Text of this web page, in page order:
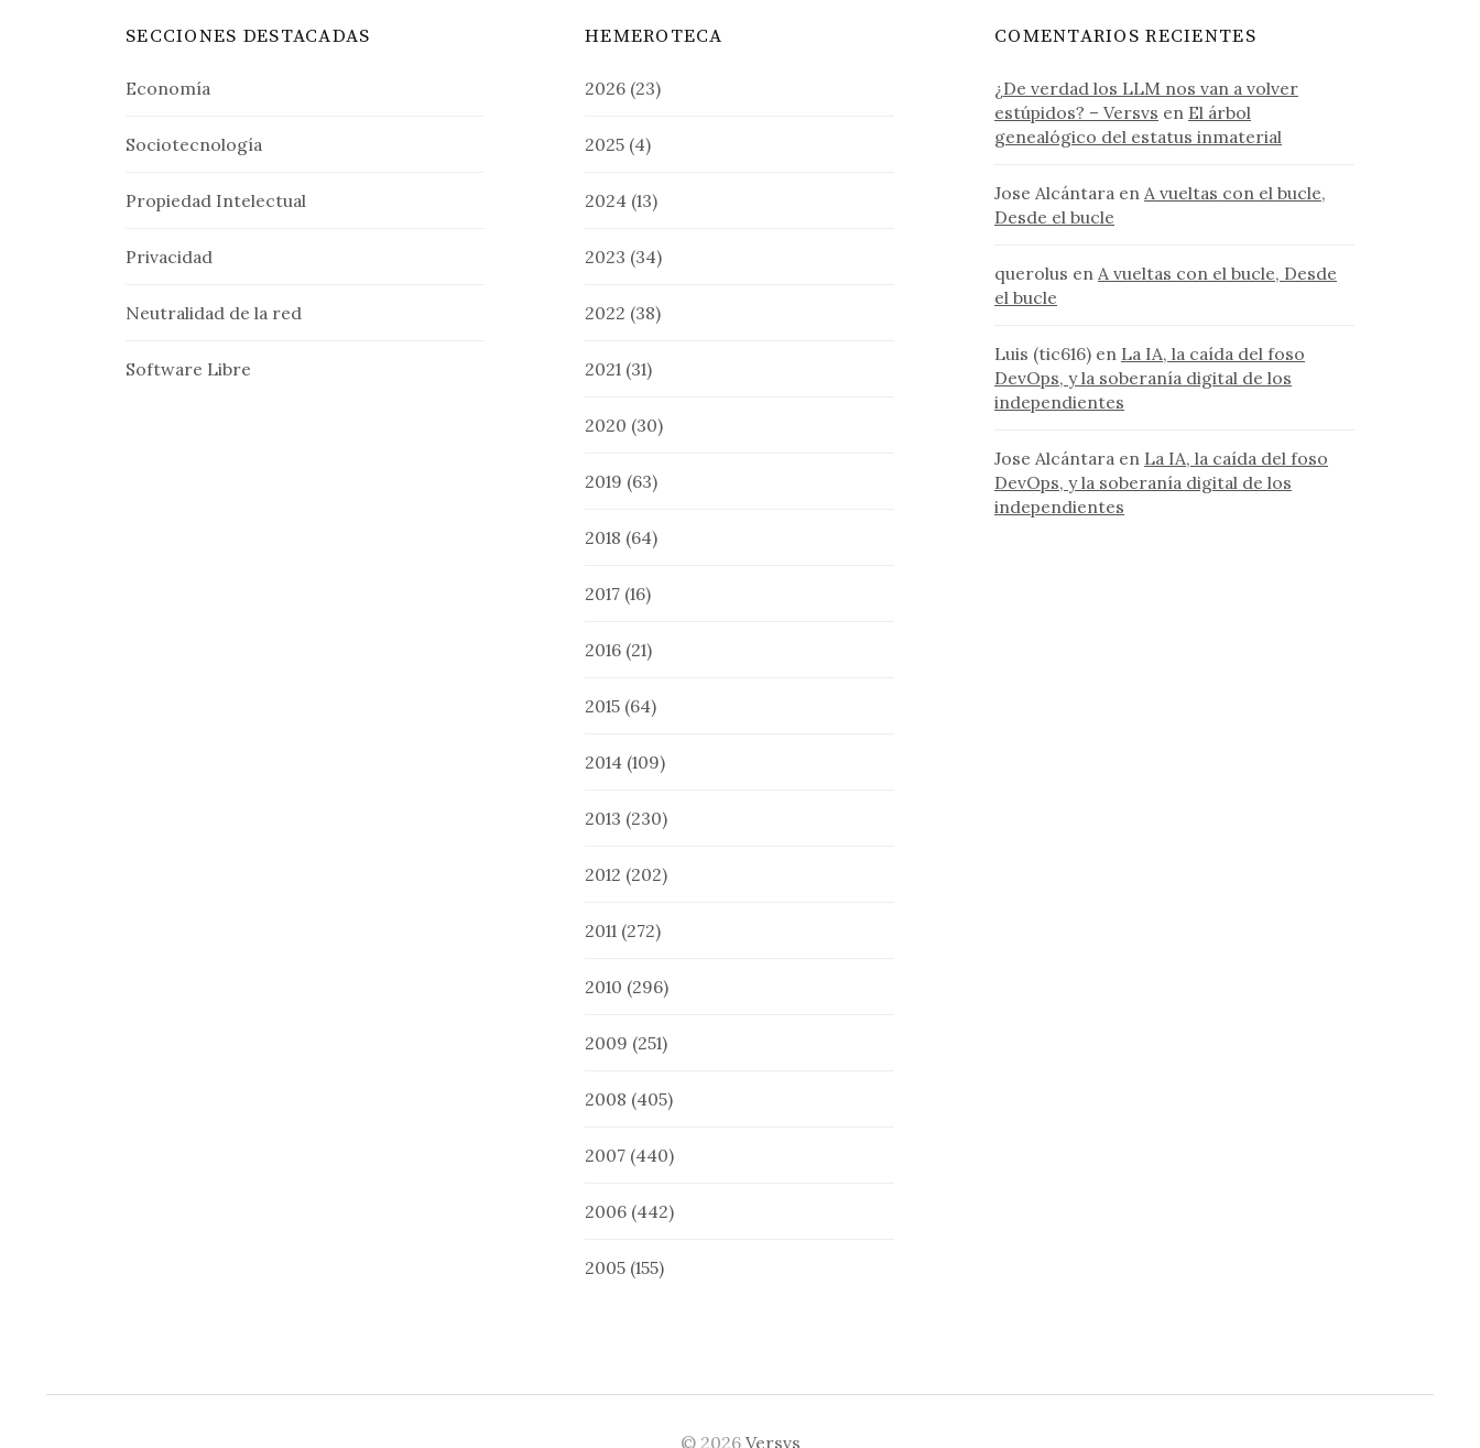
SECCIONES DESTACADAS
Economía
Sociotecnología
Propiedad Intelectual
Privacidad
Neutralidad de la red
Software Libre
HEMEROTECA
2026 (23)
2025 (4)
2024 (13)
2023 (34)
2022 (38)
2021 (31)
2020 (30)
2019 (63)
2018 (64)
2017 (16)
2016 (21)
2015 (64)
2014 (109)
2013 (230)
2012 (202)
2011 (272)
2010 (296)
2009 (251)
2008 (405)
2007 (440)
2006 (442)
2005 (155)
COMENTARIOS RECIENTES
¿De verdad los LLM nos van a volver
estúpidos? – Versvs en El árbol
genealógico del estatus inmaterial
Jose Alcántara en A vueltas con el bucle,
Desde el bucle
querolus en A vueltas con el bucle, Desde
el bucle
Luis (tic616) en La IA, la caída del foso
DevOps, y la soberanía digital de los
independientes
Jose Alcántara en La IA, la caída del foso
DevOps, y la soberanía digital de los
independientes
© 2026 Versvs